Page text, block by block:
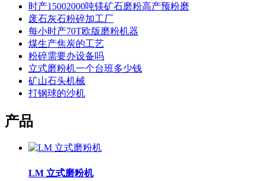
时产15002000吨镁矿石磨粉高产预粉磨
废石灰石粉碎加工厂
每小时产70T欧版磨粉机器
煤生产焦炭的工艺
粉碎需要办设备吗
立式磨粉机一个台班多少钱
矿山石头机械
打钢球的沙机
产品
LM 立式磨粉机